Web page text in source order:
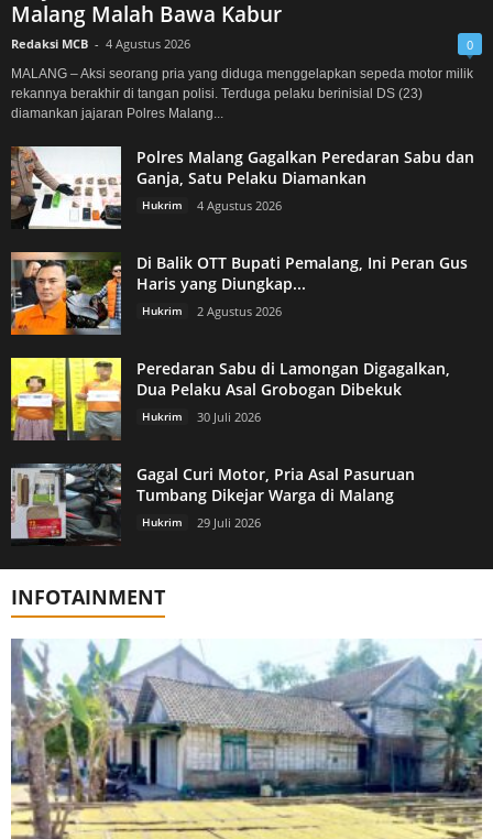
Malang Malah Bawa Kabur
Redaksi MCB - 4 Agustus 2026 0
MALANG – Aksi seorang pria yang diduga menggelapkan sepeda motor milik
rekannya berakhir di tangan polisi. Terduga pelaku berinisial DS (23)
diamankan jajaran Polres Malang...
Polres Malang Gagalkan Peredaran Sabu dan
Ganja, Satu Pelaku Diamankan
Hukrim 4 Agustus 2026
Di Balik OTT Bupati Pemalang, Ini Peran Gus
Haris yang Diungkap...
Hukrim 2 Agustus 2026
Peredaran Sabu di Lamongan Digagalkan,
Dua Pelaku Asal Grobogan Dibekuk
Hukrim 30 Juli 2026
Gagal Curi Motor, Pria Asal Pasuruan
Tumbang Dikejar Warga di Malang
Hukrim 29 Juli 2026
INFOTAINMENT